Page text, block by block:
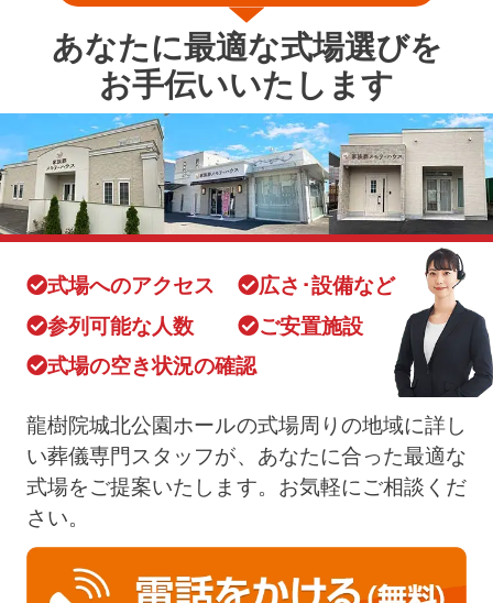
あなたに最適な式場選びを
お手伝いいたします
式場へのアクセス
広さ･設備など
参列可能な人数
ご安置施設
式場の空き状況の確認
龍樹院城北公園ホールの式場周りの地域に詳し
い葬儀専門スタッフが、あなたに合った最適な
式場をご提案いたします。お気軽にご相談くだ
さい。